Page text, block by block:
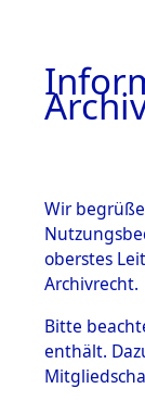
1.
Wir
oberstes
Archivrecht.
Bitte
enthält.